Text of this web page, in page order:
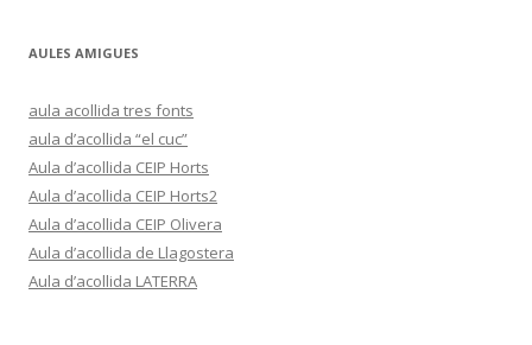
AULES AMIGUES
aula acollida tres fonts
aula d’acollida “el cuc”
Aula d’acollida CEIP Horts
Aula d’acollida CEIP Horts2
Aula d’acollida CEIP Olivera
Aula d’acollida de Llagostera
Aula d’acollida LATERRA